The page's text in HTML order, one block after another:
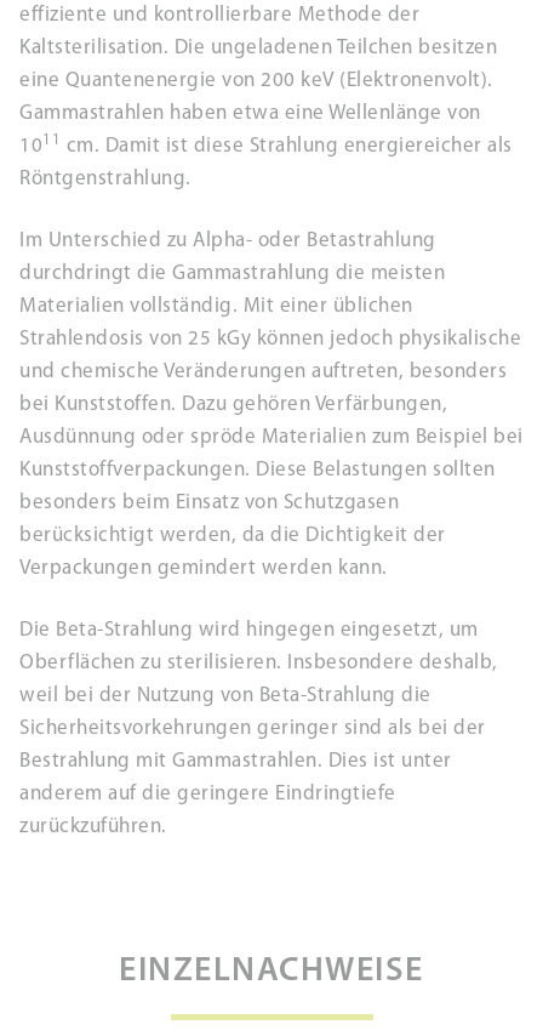
effiziente und kontrollierbare Methode der
Kaltsterilisation. Die ungeladenen Teilchen besitzen
eine Quantenenergie von 200 keV (Elektronenvolt).
Gammastrahlen haben etwa eine Wellenlänge von
1011
cm. Damit ist diese Strahlung energiereicher als
Röntgenstrahlung.
Im Unterschied zu Alpha- oder Betastrahlung
durchdringt die Gammastrahlung die meisten
Materialien vollständig. Mit einer üblichen
Strahlendosis von 25 kGy können jedoch physikalische
und chemische Veränderungen auftreten, besonders
bei Kunststoffen. Dazu gehören Verfärbungen,
Ausdünnung oder spröde Materialien zum Beispiel bei
Kunststoffverpackungen. Diese Belastungen sollten
besonders beim Einsatz von Schutzgasen
berücksichtigt werden, da die Dichtigkeit der
Verpackungen gemindert werden kann.
Die Beta-Strahlung wird hingegen eingesetzt, um
Oberflächen zu sterilisieren. Insbesondere deshalb,
weil bei der Nutzung von Beta-Strahlung die
Sicherheitsvorkehrungen geringer sind als bei der
Bestrahlung mit Gammastrahlen. Dies ist unter
anderem auf die geringere Eindringtiefe
zurückzuführen.
EINZELNACHWEISE